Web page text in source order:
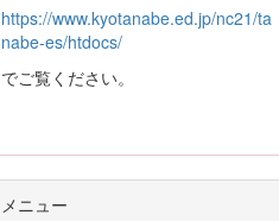
https://www.kyotanabe.ed.jp/nc21/ta
nabe-es/htdocs/
でご覧ください。
メニュー